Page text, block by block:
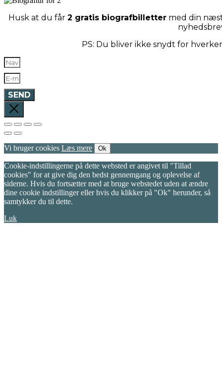
Husk at du får 2 gratis biografbillettermed din
PS: Du bliver ikke snydt for
SEND
Vi bruger cookies Læs mere Ok
Cookie-indstillingerne på dette websted er angivet til "Tillad
cookies" for at give dig den bedst gennemgang og oplevelse af
siderne. Hvis du fortsætter med at bruge webstedet uden at ændre
dine cookie indstillinger eller hvis du klikker på "Ok" herunder, så
samtykker du til dette.
Luk